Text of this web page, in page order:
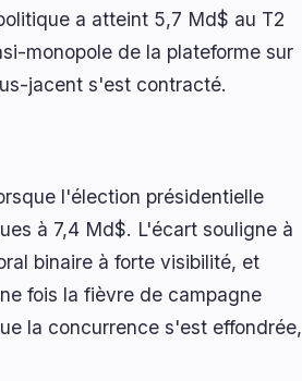
a atteint 5,7 Md$ au T2
monopole de la plateforme sur
jacent s'est contracté.
l'élection présidentielle
à 7,4 Md$. L'écart souligne à
binaire à forte visibilité, et
fois la fièvre de campagne
la concurrence s'est effondrée,